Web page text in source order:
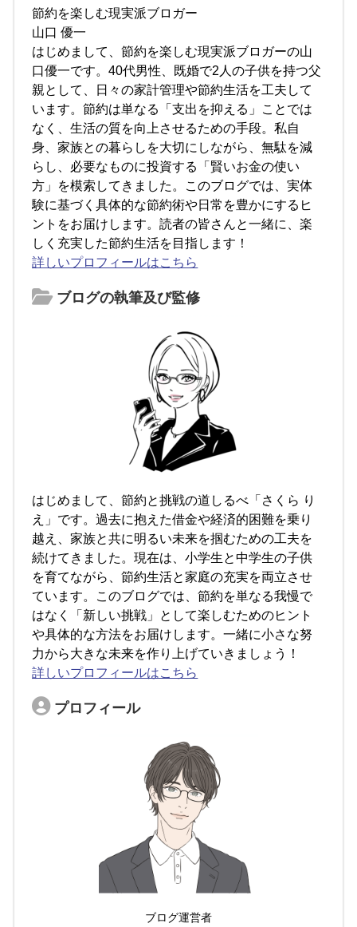
節約を楽しむ現実派ブロガー
山口 優一
はじめまして、節約を楽しむ現実派ブロガーの山
口優一です。40代男性、既婚で2人の子供を持つ父
親として、日々の家計管理や節約生活を工夫して
います。節約は単なる「支出を抑える」ことでは
なく、生活の質を向上させるための手段。私自
身、家族との暮らしを大切にしながら、無駄を減
らし、必要なものに投資する「賢いお金の使い
方」を模索してきました。このブログでは、実体
験に基づく具体的な節約術や日常を豊かにするヒ
ントをお届けします。読者の皆さんと一緒に、楽
しく充実した節約生活を目指します！
詳しいプロフィールはこちら
ブログの執筆及び監修
はじめまして、節約と挑戦の道しるべ「さくら り
え」です。過去に抱えた借金や経済的困難を乗り
越え、家族と共に明るい未来を掴むための工夫を
続けてきました。現在は、小学生と中学生の子供
を育てながら、節約生活と家庭の充実を両立させ
ています。このブログでは、節約を単なる我慢で
はなく「新しい挑戦」として楽しむためのヒント
や具体的な方法をお届けします。一緒に小さな努
力から大きな未来を作り上げていきましょう！
詳しいプロフィールはこちら
プロフィール
ブログ運営者